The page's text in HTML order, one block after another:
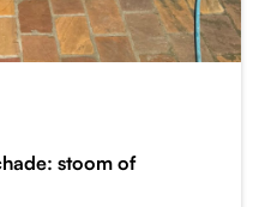
stoom of